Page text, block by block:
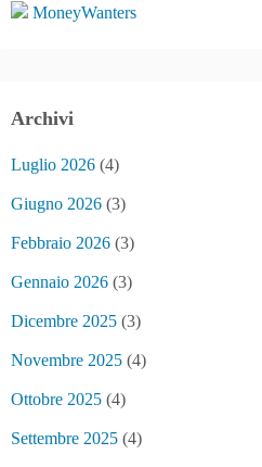
MoneyWanters
Archivi
Luglio 2026 (4)
Giugno 2026 (3)
Febbraio 2026 (3)
Gennaio 2026 (3)
Dicembre 2025 (3)
Novembre 2025 (4)
Ottobre 2025 (4)
Settembre 2025 (4)